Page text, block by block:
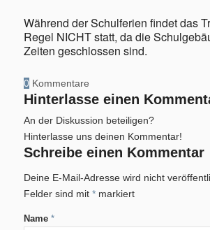
Während der Schulferien findet das
Regel NICHT statt, da die
Zeiten geschlossen sind.
0 Kommentare
Hinterlasse einen
An der Diskussion beteiligen?
Hinterlasse uns deinen Kommentar!
Schreibe einen Kommentar
Deine E-Mail-Adresse wird nicht
Felder sind mit *markiert
Name *